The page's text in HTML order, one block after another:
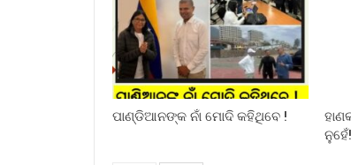
ପାଣ୍ଡିଆନଙ୍କ ନାଁ ମୋଦି କହିଥିବେ !